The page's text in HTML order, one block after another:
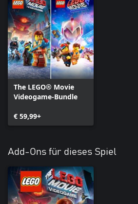
The LEGO® Movie
Videogame-Bundle
€ 59,99+
Add-Ons für dieses Spiel